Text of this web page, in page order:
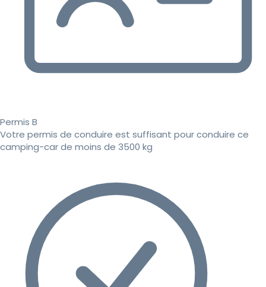
Permis B
Votre permis de conduire est suffisant pour conduire ce
camping-car de moins de 3500 kg